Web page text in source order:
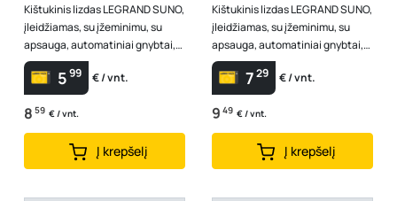
Kištukinis lizdas LEGRAND SUNO,
įleidžiamas, su įžeminimu, su
apsauga, automatiniai gnybtai,
2P+Ž, juodos sp., 721420
599 € / vnt.
8 59 € / vnt.
Į krepšelį
Kištukinis lizdas LEGRAND SUNO,
įleidžiamas, su įžeminimu, su
apsauga, automatiniai gnybtai,
su dangteliu, IP44, 2P+Ž, b...
729 € / vnt.
9 49 € / vnt.
Į krepšelį